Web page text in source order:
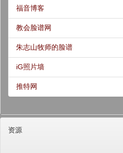
福音博客
教会脸谱网
朱志山牧师的脸谱
iG照片墙
推特网
资源